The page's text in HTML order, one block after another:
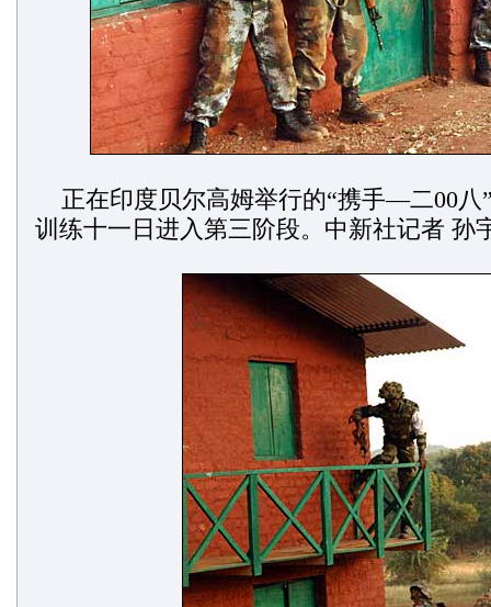
正在印度贝尔高姆举行的“携手—二00八
训练十一日进入第三阶段。中新社记者 孙